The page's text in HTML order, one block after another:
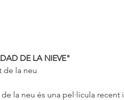
DE LA NIEVE"
de la neu
la neu és una pel·lícula recent i